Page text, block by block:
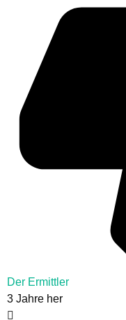
Der Ermittler
3 Jahre her